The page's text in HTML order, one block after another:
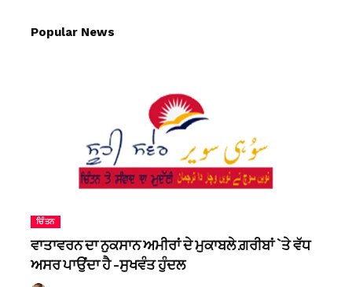
Popular News
ਚਿੰਤਨ
ਵਾਤਾਵਰਨ ਦਾ ਨੁਕਸਾਨ ਅਮੀਰਾਂ ਦੇ ਮੁਕਾਬਲੇ ਗ਼ਰੀਬਾਂ `ਤੇ ਵੱਧ
ਅਸਰ ਪਾਉਂਦਾ ਹੈ -ਸੁਖਵੰਤ ਹੁੰਦਲ